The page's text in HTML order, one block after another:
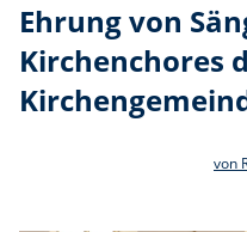
Ehrung von
Kirchenchores
von